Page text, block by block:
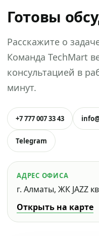
Готовы
Расскажите о
Команда TechMart
консультацией в
минут.
+7 777 007 33 43
Telegram
АДРЕС ОФИСА
г. Алматы, ЖК JAZZ
Открыть на карте